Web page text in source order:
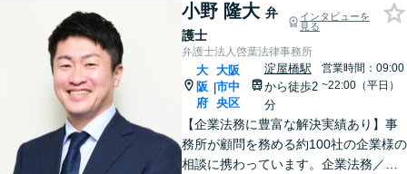
小野 隆大 弁
護士
インタビューを
見る
弁護士法人啓葉法律事務所
大
阪
府
|
大阪
市中
央区
淀屋橋駅
から徒歩2
分
営業時間：09:00
~22:00（平日）
【企業法務に豊富な解決実績あり】事
務所が顧問を務める約100社の企業様の
相談に携わっています。企業法務／事